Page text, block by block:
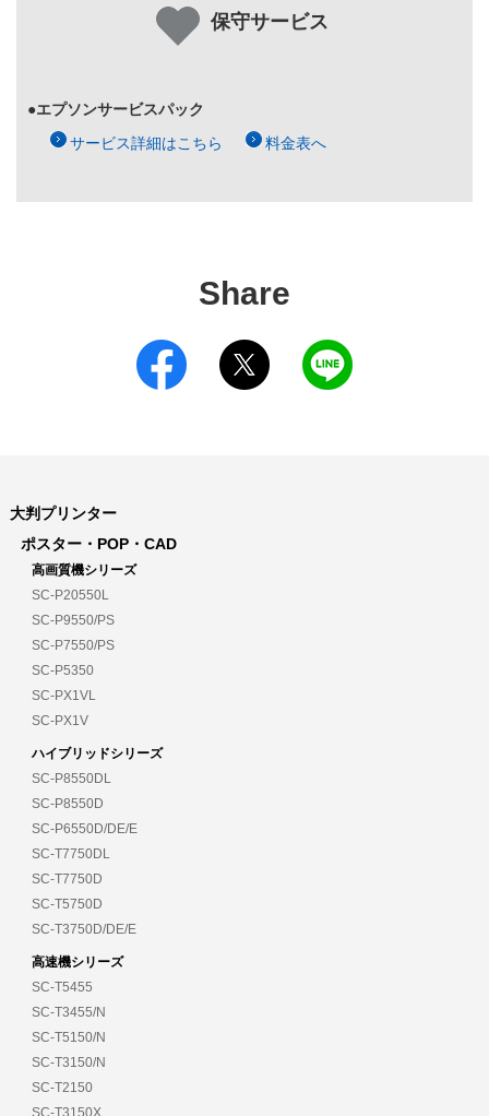
保守サービス
●エプソンサービスパック
サービス詳細はこちら
料金表へ
Share
大判プリンター
ポスター・POP・CAD
高画質機シリーズ
SC-P20550L
SC-P9550/PS
SC-P7550/PS
SC-P5350
SC-PX1VL
SC-PX1V
ハイブリッドシリーズ
SC-P8550DL
SC-P8550D
SC-P6550D/DE/E
SC-T7750DL
SC-T7750D
SC-T5750D
SC-T3750D/DE/E
高速機シリーズ
SC-T5455
SC-T3455/N
SC-T5150/N
SC-T3150/N
SC-T2150
SC-T3150X